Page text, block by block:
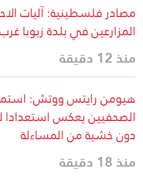
مصادر فلسطينية: آليات
المزارعين في بلدة زبوبا
منذ 12 دقيقة
هيومن رايتس ووتش:
الصحفيين يعكس استعدادا
دون خشية من المساءلة
منذ 18 دقيقة